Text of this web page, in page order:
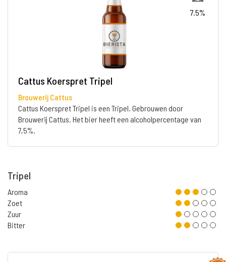
7.5%
Cattus Koerspret Tripel
Brouwerij Cattus
Cattus Koerspret Tripel is een Tripel. Gebrouwen door
Brouwerij Cattus. Het bier heeft een alcoholpercentage van
7,5%.
Tripel
Aroma
Zoet
Zuur
Bitter